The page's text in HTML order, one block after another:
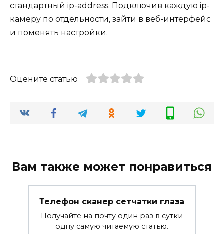
стандартный ip-address. Подключив каждую ip-
камеру по отдельности, зайти в веб-интерфейс
и поменять настройки.
Оцените статью
Вам также может понравиться
Телефон сканер сетчатки глаза
Получайте на почту один раз в сутки
одну самую читаемую статью.